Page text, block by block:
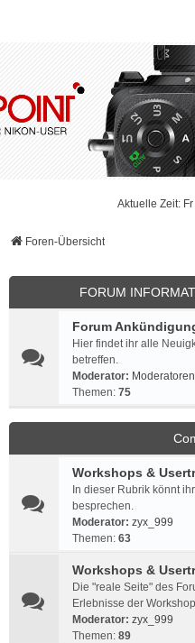
Aktuelle Zeit:
Foren-Übersicht
FORUM
Forum
Hier findet ihr alle
betreffen.
Moderator: Moderatoren
Themen: 75
Workshops &
In dieser Rubrik könnt
besprechen.
Moderator: zyx_999
Themen: 63
Workshops &
Die "reale Seite" des
Erlebnisse der
Moderator: zyx_999
Themen: 89